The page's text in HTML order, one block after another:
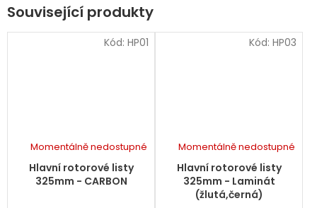
Související produkty
Hlavní rotorové listy
325mm - CARBON
Momentálně nedostupné
Kód: HP01
Hlavní rotorové listy
325mm - Laminát
(žlutá,černá)
Momentálně nedostupné
Kód: HP03